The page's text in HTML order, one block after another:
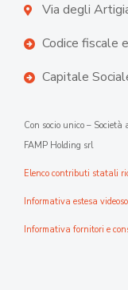
Via degli
Codice fiscale
Capitale
Con socio unico –
FAMP Holding srl
Elenco contributi statali
Informativa estesa
Informativa fornitori e